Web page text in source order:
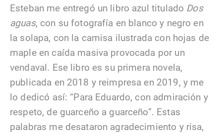
Esteban me entregó un libro azul titulado Dos
aguas, con su fotografía en blanco y negro en
la solapa, con la camisa ilustrada con hojas de
maple en caída masiva provocada por un
vendaval. Ese libro es su primera novela,
publicada en 2018 y reimpresa en 2019, y me
lo dedicó así: “Para Eduardo, con admiración y
respeto, de guarceño a guarceño”. Estas
palabras me desataron agradecimiento y risa,